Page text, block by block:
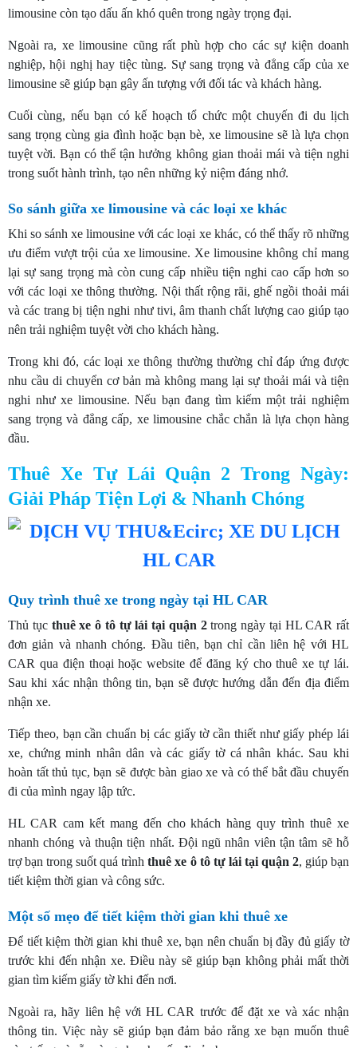
limousine còn tạo dấu ấn khó quên trong ngày trọng đại.
Ngoài ra, xe limousine cũng rất phù hợp cho các sự kiện doanh
nghiệp, hội nghị hay tiệc tùng. Sự sang trọng và đẳng cấp của xe
limousine sẽ giúp bạn gây ấn tượng với đối tác và khách hàng.
Cuối cùng, nếu bạn có kế hoạch tổ chức một chuyến đi du lịch
sang trọng cùng gia đình hoặc bạn bè, xe limousine sẽ là lựa chọn
tuyệt vời. Bạn có thể tận hưởng không gian thoải mái và tiện nghi
trong suốt hành trình, tạo nên những kỷ niệm đáng nhớ.
So sánh giữa xe limousine và các loại xe khác
Khi so sánh xe limousine với các loại xe khác, có thể thấy rõ những
ưu điểm vượt trội của xe limousine. Xe limousine không chỉ mang
lại sự sang trọng mà còn cung cấp nhiều tiện nghi cao cấp hơn so
với các loại xe thông thường. Nội thất rộng rãi, ghế ngồi thoải mái
và các trang bị tiện nghi như tivi, âm thanh chất lượng cao giúp tạo
nên trải nghiệm tuyệt vời cho khách hàng.
Trong khi đó, các loại xe thông thường thường chỉ đáp ứng được
nhu cầu di chuyển cơ bản mà không mang lại sự thoải mái và tiện
nghi như xe limousine. Nếu bạn đang tìm kiếm một trải nghiệm
sang trọng và đẳng cấp, xe limousine chắc chắn là lựa chọn hàng
đầu.
Thuê Xe Tự Lái Quận 2 Trong Ngày:
Giải Pháp Tiện Lợi & Nhanh Chóng
Quy trình thuê xe trong ngày tại HL CAR
Thủ tục thuê xe ô tô tự lái tại quận 2trong ngày tại HL CAR rất
đơn giản và nhanh chóng. Đầu tiên, bạn chỉ cần liên hệ với HL
CAR qua điện thoại hoặc website để đăng ký cho thuê xe tự lái.
Sau khi xác nhận thông tin, bạn sẽ được hướng dẫn đến địa điểm
nhận xe.
Tiếp theo, bạn cần chuẩn bị các giấy tờ cần thiết như giấy phép lái
xe, chứng minh nhân dân và các giấy tờ cá nhân khác. Sau khi
hoàn tất thủ tục, bạn sẽ được bàn giao xe và có thể bắt đầu chuyến
đi của mình ngay lập tức.
HL CAR cam kết mang đến cho khách hàng quy trình thuê xe
nhanh chóng và thuận tiện nhất. Đội ngũ nhân viên tận tâm sẽ hỗ
trợ bạn trong suốt quá trìnhthuê xe ô tô tự lái tại quận 2, giúp bạn
tiết kiệm thời gian và công sức.
Một số mẹo để tiết kiệm thời gian khi thuê xe
Để tiết kiệm thời gian khi thuê xe, bạn nên chuẩn bị đầy đủ giấy tờ
trước khi đến nhận xe. Điều này sẽ giúp bạn không phải mất thời
gian tìm kiếm giấy tờ khi đến nơi.
Ngoài ra, hãy liên hệ với HL CAR trước để đặt xe và xác nhận
thông tin. Việc này sẽ giúp bạn đảm bảo rằng xe bạn muốn thuê